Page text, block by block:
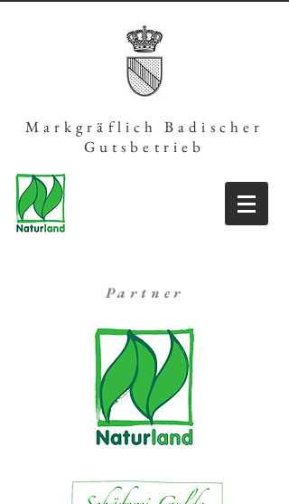
Markgräflich Badischer
Gutsbetrieb
Partner